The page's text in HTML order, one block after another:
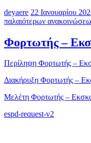
deyaere 22 Ιανουαρίου
παλαιότερων
Φορτωτής –
Περίληψη Φορτωτής –
Διακήρυξη Φορτωτής –
Μελέτη Φορτωτής –
espd-request-v2